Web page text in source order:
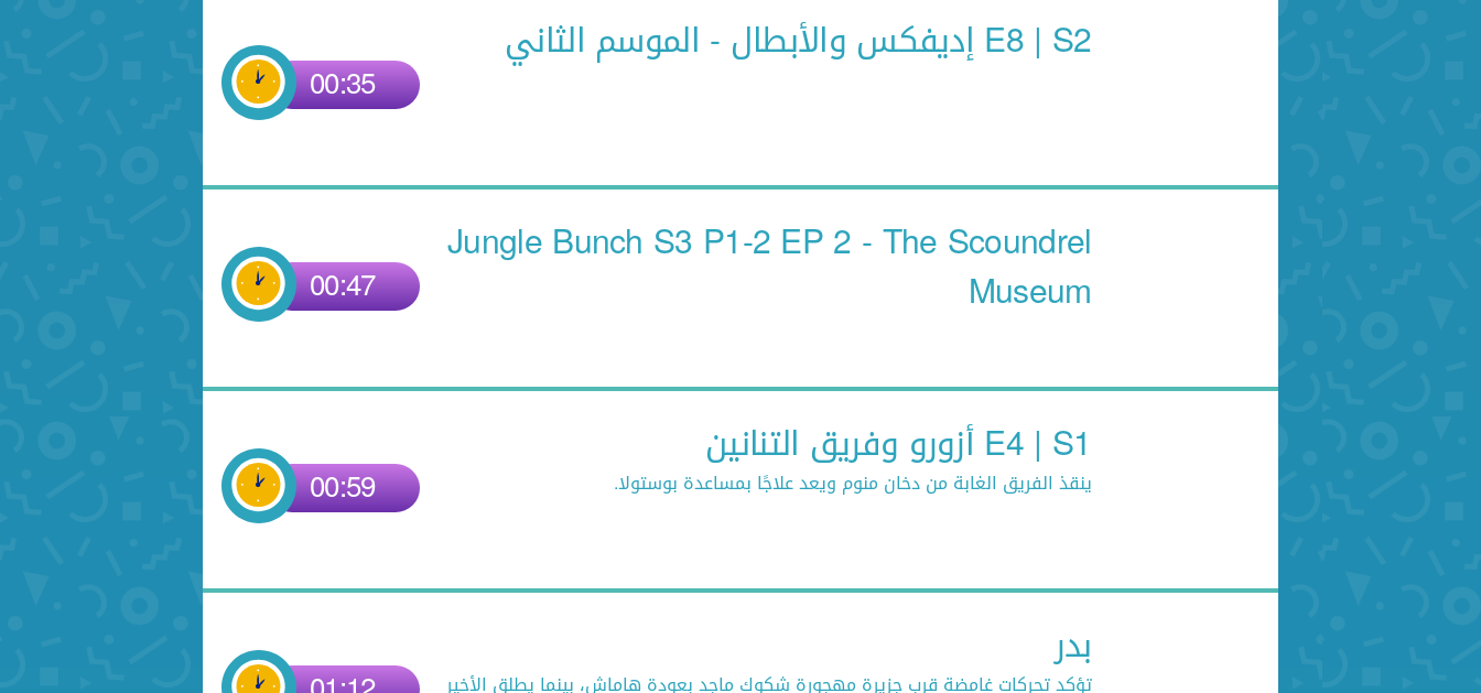
E8 | S2 إديفكس والأبطال - الموسم الثاني
00:35
Jungle Bunch S3 P1-2 EP 2 - The Scoundrel
Museum
00:47
E4 | S1 أزورو وفريق التنانين
ينقذ الفريق الغابة من دخان منوم ويعد علاجًا بمساعدة بوستولا. 00:59
بدر
تؤكد تحركات غامضة قرب جزيرة مهجورة شكوك ماجد بعودة هاماش، بينما يطلق الأخير